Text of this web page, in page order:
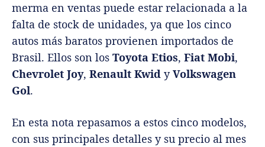
merma en ventas puede estar relacionada a la
falta de stock de unidades, ya que los cinco
autos más baratos provienen importados de
Brasil. Ellos son los Toyota Etios, Fiat Mobi,
Chevrolet Joy, Renault Kwid yVolkswagen
Gol.
En esta nota repasamos a estos cinco modelos,
con sus principales detalles y su precio al mes